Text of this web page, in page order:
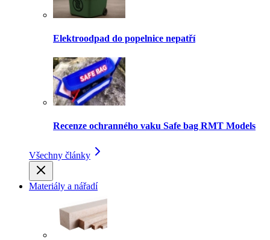
Elektroodpad do popelnice nepatří
Recenze ochranného vaku Safe bag RMT Models
Všechny články
Materiály a nářadí